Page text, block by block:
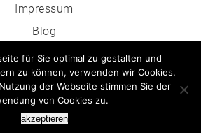
030 - 509 306 773
Impressum
Blog
Asbest Wiki
für Sie optimal zu gestalten und
zu können, verwenden wir Cookies.
der Webseite stimmen Sie der
von Cookies zu.
akzeptieren